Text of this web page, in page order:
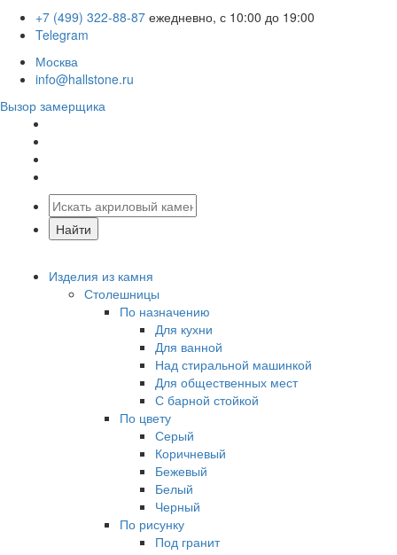
+7 (499) 322-88-87 ежедневно, с 10:00 до 19:00
Telegram
Москва
info@hallstone.ru
Вызор замерщика
Изделия из камня
Столешницы
По назначению
Для кухни
Для ванной
Над стиральной машинкой
Для общественных мест
С барной стойкой
По цвету
Серый
Коричневый
Бежевый
Белый
Черный
По рисунку
Под гранит